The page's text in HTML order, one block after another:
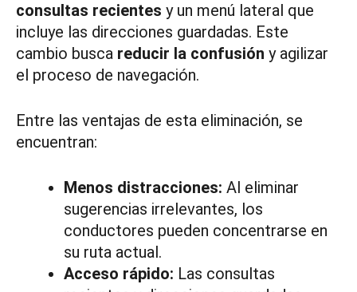
consultas recientes y un menú lateral que
incluye las direcciones guardadas. Este
cambio busca reducir la confusión y agilizar
el proceso de navegación.
Entre las ventajas de esta eliminación, se
encuentran:
Menos distracciones: Al eliminar
sugerencias irrelevantes, los
conductores pueden concentrarse en
su ruta actual.
Acceso rápido: Las consultas